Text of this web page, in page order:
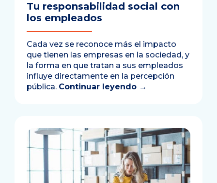
Tu responsabilidad social con
los empleados
Cada vez se reconoce más el impacto
que tienen las empresas en la sociedad, y
la forma en que tratan a sus empleados
influye directamente en la percepción
pública. Continuar leyendo →